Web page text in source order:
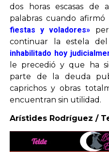
dos horas escasas de
palabras cuando afirmó
fiestas y voladores»
continuar la estela
inhabilitado hoy
le precedió y que ha
parte de la deuda
caprichos y obras
encuentran sin utilidad.
Arístides Rodríguez /